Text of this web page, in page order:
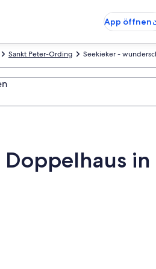
App öffnen
Seekieker -
Sankt Peter-Ording
in